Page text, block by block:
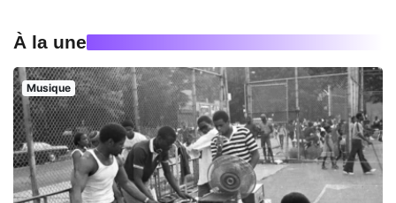
À la une
Musique